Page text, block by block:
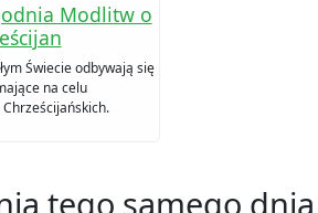
Modlitw o
Świecie odbywają się
na celu
tego samego dnia